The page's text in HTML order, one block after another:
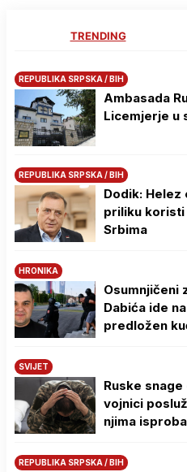
TRENDING
REPUBLIKA SRPSKA / BIH
Ambasada
Licemjerje u
REPUBLIKA SRPSKA / BIH
Dodik:
priliku
Srbima
HRONIKA
Osumnjičeni
Dabića ide
predložen
SVIJET
Ruske
vojnici
njima
REPUBLIKA SRPSKA / BIH